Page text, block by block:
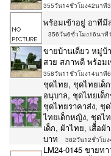
355วัน14ชั่วโมง42นาที
พร้อมเข้าอยู่ อาที
356วัน6ชั่วโมง16นาที
ขายบ้านเดี่ยว หมู่
สวย สภาพดี พร้อม
358วัน11ชั่วโมง14นาที
ชุดไทย, ชุดไทยเด็
อนุบาล, ชุดไทยเด็
ชุดไทยราคาส่ง, ชุ
ไทยเด็กหญิง, ชุดไ
เด็ก, ผ้าไทย, เสื้อ
บาท
382วัน12ชั่วโม
LM24-0145 ขายท